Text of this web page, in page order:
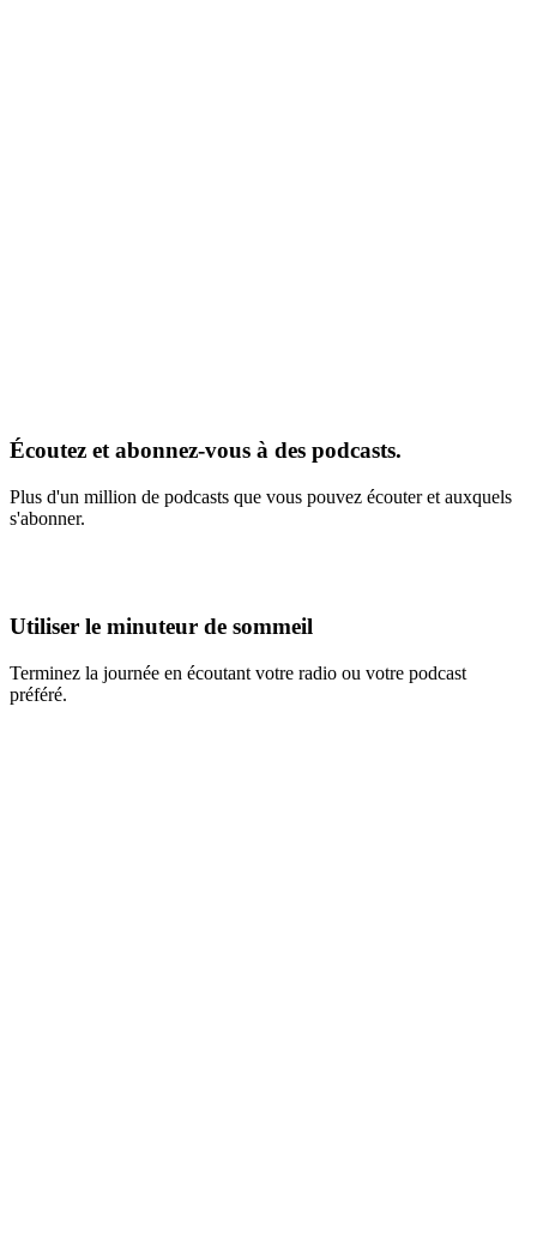
Écoutez et abonnez-vous à des podcasts.
Plus d'un million de podcasts que vous pouvez écouter et auxquels
s'abonner.
Utiliser le minuteur de sommeil
Terminez la journée en écoutant votre radio ou votre podcast
préféré.